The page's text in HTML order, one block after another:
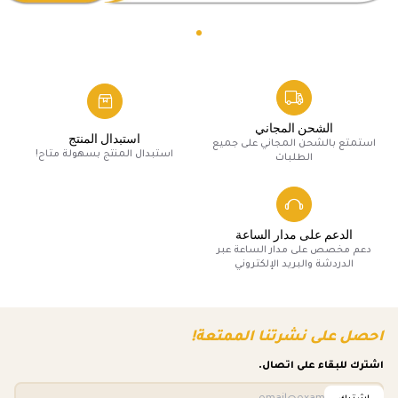
الشحن المجاني
استمتع بالشحن المجاني على جميع
الطلبات
استبدال المنتج
استبدال المنتج بسهولة متاح!
الدعم على مدار الساعة
دعم مخصص على مدار الساعة عبر
الدردشة والبريد الإلكتروني
احصل على نشرتنا الممتعة!
اشترك للبقاء على اتصال.